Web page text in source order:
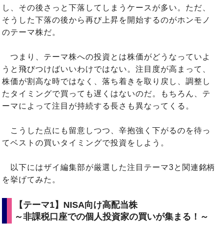
し、その後さっと下落してしまうケースが多い。ただ、
そうした下落の後から再び上昇を開始するのがホンモノ
のテーマ株だ。
つまり、テーマ株への投資とは株価がどうなっていよ
うと飛びつけばいいわけではない。注目度が高まって、
株価が割高な時ではなく、落ち着きを取り戻し、調整し
たタイミングで買っても遅くはないのだ。もちろん、テ
ーマによって注目が持続する長さも異なってくる。
こうした点にも留意しつつ、辛抱強く下がるのを待っ
てベストの買いタイミングで投資をしよう。
以下にはザイ編集部が厳選した注目テーマ3と関連銘柄
を挙げてみた。
【テーマ1】NISA向け高配当株
～非課税口座での個人投資家の買いが集まる！～